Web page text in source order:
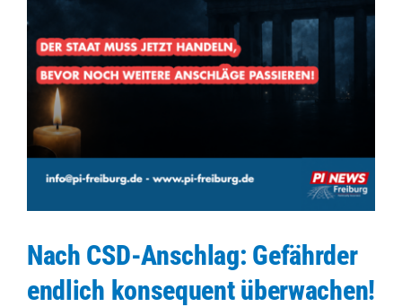
Nach CSD-Anschlag: Gefährder
endlich konsequent überwachen!